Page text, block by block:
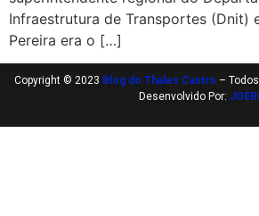
Infraestrutura de Transportes (Dnit)
Pereira era o […]
Copyright © 2023 Blog do Thales Castro –
Desenvolvido Por: JOERI